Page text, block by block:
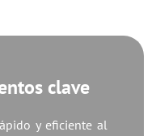
clave
y eficiente al